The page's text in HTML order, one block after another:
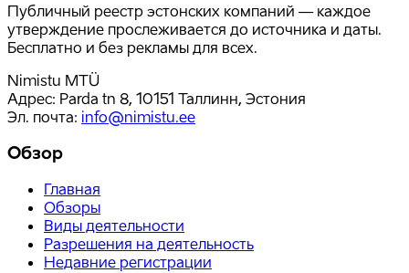
Публичный реестр эстонских компаний — каждое
утверждение прослеживается до источника и даты.
Бесплатно и без рекламы для всех.
Nimistu MTÜ
Адрес: Parda tn 8, 10151 Таллинн, Эстония
Эл. почта: info@nimistu.ee
Обзор
Главная
Обзоры
Виды деятельности
Разрешения на деятельность
Недавние регистрации